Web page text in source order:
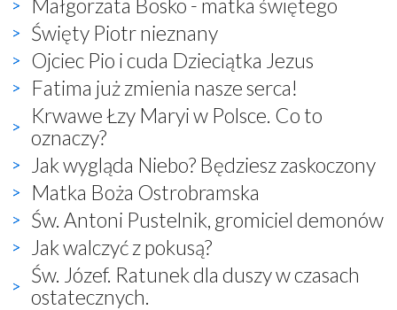
Małgorzata Bosko - matka świętego
Święty Piotr nieznany
Ojciec Pio i cuda Dzieciątka Jezus
Fatima już zmienia nasze serca!
Krwawe Łzy Maryi w Polsce. Co to
oznaczy?
Jak wygląda Niebo? Będziesz zaskoczony
Matka Boża Ostrobramska
Św. Antoni Pustelnik, gromiciel demonów
Jak walczyć z pokusą?
Św. Józef. Ratunek dla duszy w czasach
ostatecznych.